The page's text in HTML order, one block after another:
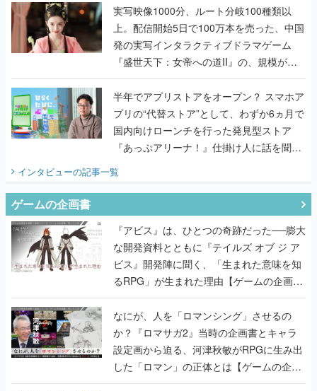
んだレジェンド2人に訊く開発秘話
実写映像1000分、ルート分岐100種類以
上。配信開始5日で100万本を売った、中国
発の実写インタラクティブドラマゲーム
『盛世天下：女帝への道II』の、規模が違
うこだわりをプロデューサーに聞いた
半年でアプリストアをオープン？ スマホア
プリの“代替ストア”として、わずか6ヵ月で
国内向けローンチを行った発見型ストア
『あっぷアリーナ！』仕掛け人に話を聞い
インタビューの記事一覧
ゲームの企画書
『アビス』は、ひとつの奇跡だった──膨大
な開発資料とともに『テイルズ オブ ジ ア
ビス』開発陣に聞く、「生まれた意味を知
るRPG」が生まれた理由【ゲームの企画
書】
なにが、人を「ロマンシング」させるの
か？『ロマサガ2』当時の企画書とキャラ
設定画から迫る、河津秋敏がRPGに生み出
した「ロマン」の正体とは【ゲームの企画
書】